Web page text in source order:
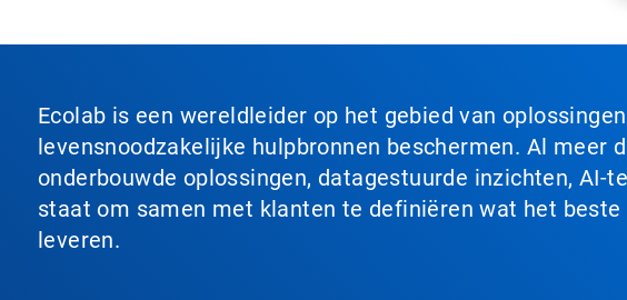
Ecolab is een wereldleider op het gebied van
levensnoodzakelijke hulpbronnen beschermen. Al meer
onderbouwde oplossingen, datagestuurde inzichten,
staat om samen met klanten te definiëren wat het
leveren.